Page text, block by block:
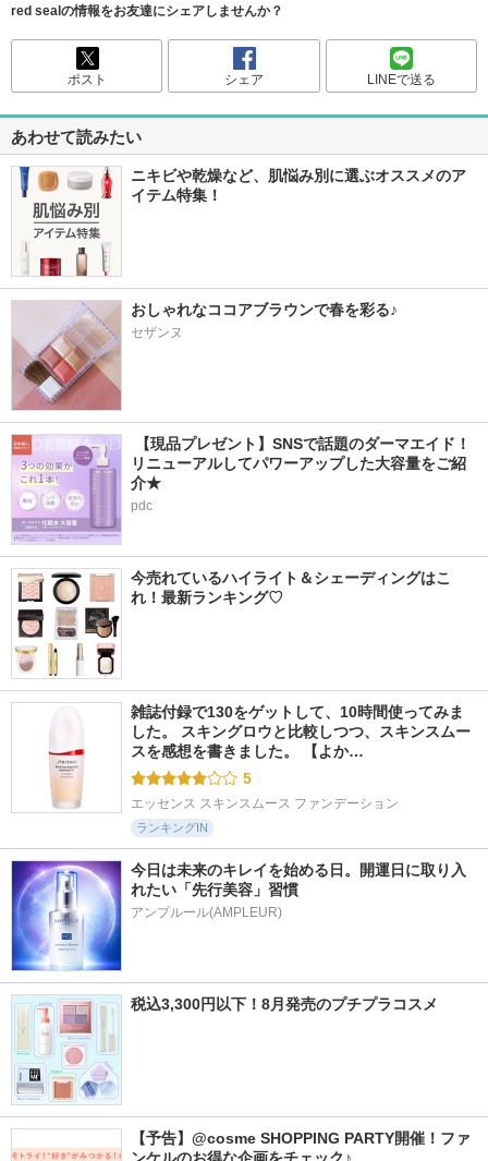
red sealの情報をお友達にシェアしませんか？
ポスト シェア LINEで送る
あわせて読みたい
ニキビや乾燥など、肌悩み別に選ぶオススメのア
イテム特集！
おしゃれなココアブラウンで春を彩る♪
セザンヌ
【現品プレゼント】SNSで話題のダーマエイド！
リニューアルしてパワーアップした大容量をご紹
介★
pdc
今売れているハイライト＆シェーディングはこ
れ！最新ランキング♡
雑誌付録で130をゲットして、10時間使ってみま
した。 スキングロウと比較しつつ、スキンスムー
スを感想を書きました。 【よか…
5
エッセンス スキンスムース ファンデーション
ランキングIN
今日は未来のキレイを始める日。開運日に取り入
れたい「先行美容」習慣
アンプルール(AMPLEUR)
税込3,300円以下！8月発売のプチプラコスメ
【予告】@cosme SHOPPING PARTY開催！ファ